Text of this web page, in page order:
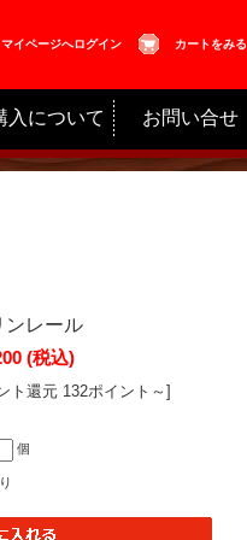
マイページへログイン カートをみる
入について お問い合せ
レール
(税込)
ト還元 132ポイント～]
個